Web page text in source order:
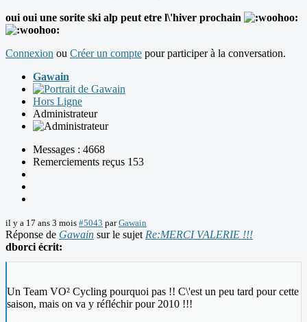
oui oui une sorite ski alp peut etre l\'hiver prochain
Connexion ou Créer un compte pour participer à la conversation.
Gawain
Hors Ligne
Administrateur
Messages : 4668
Remerciements reçus 153
il y a 17 ans 3 mois #5043 parGawain
Réponse de Gawain sur le sujet Re:MERCI VALERIE !!!
dborci écrit:
Un Team VO² Cycling pourquoi pas !! C\'est un peu tard pour cette
saison, mais on va y réfléchir pour 2010 !!!